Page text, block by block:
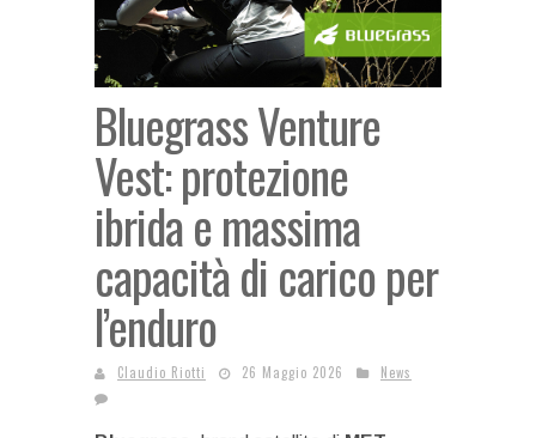
Bluegrass Venture
Vest: protezione
ibrida e massima
capacità di carico per
l’enduro
Claudio Riotti 26 Maggio 2026 News